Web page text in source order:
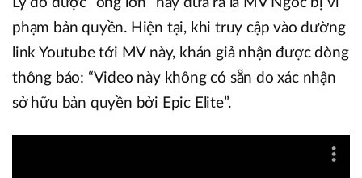
phạm bản quyền. Hiện tại, khi truy cập vào đường
link Youtube tới MV này, khán giả nhận được dòng
thông báo: “Video này không có sẵn do xác nhận
sở hữu bản quyền bởi Epic Elite”.